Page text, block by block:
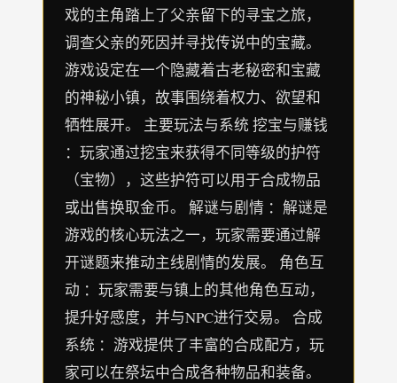
戏的主角踏上了父亲留下的寻宝之旅，
调查父亲的死因并寻找传说中的宝藏。
游戏设定在一个隐藏着古老秘密和宝藏
的神秘小镇，故事围绕着权力、欲望和
牺牲展开。 主要玩法与系统 挖宝与赚钱
：玩家通过挖宝来获得不同等级的护符
（宝物），这些护符可以用于合成物品
或出售换取金币。 解谜与剧情 ：解谜是
游戏的核心玩法之一，玩家需要通过解
开谜题来推动主线剧情的发展。 角色互
动 ：玩家需要与镇上的其他角色互动，
提升好感度，并与NPC进行交易。 合成
系统 ：游戏提供了丰富的合成配方，玩
家可以在祭坛中合成各种物品和装备。